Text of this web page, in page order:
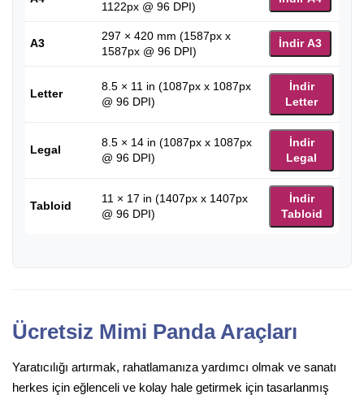
1122px @ 96 DPI)
A3
297 × 420 mm (1587px x
1587px @ 96 DPI)
İndir A3
Letter
8.5 × 11 in (1087px x 1087px
@ 96 DPI)
İndir
Letter
Legal
8.5 × 14 in (1087px x 1087px
@ 96 DPI)
İndir
Legal
Tabloid
11 × 17 in (1407px x 1407px
@ 96 DPI)
İndir
Tabloid
Ücretsiz Mimi Panda Araçları
Yaratıcılığı artırmak, rahatlamanıza yardımcı olmak ve sanatı
herkes için eğlenceli ve kolay hale getirmek için tasarlanmış